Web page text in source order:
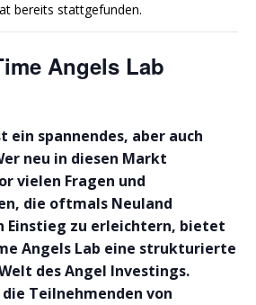
bereits stattgefunden.
Angels Lab
ein spannendes, aber auch
neu in diesen Markt
vielen Fragen und
die oftmals Neuland
Einstieg zu erleichtern, bietet
Angels Lab eine strukturierte
des Angel Investings.
Teilnehmenden von